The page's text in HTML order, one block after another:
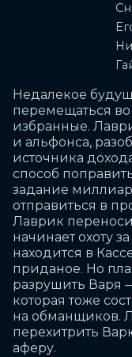
Недалекое
перемещаться
избранные.
и альфонса,
источника
способ
задание
отправиться в
Лаврик
начинает охоту
находится в
приданое. Но
разрушить Варя
которая тоже
на обманщиков.
перехитрить
аферу.